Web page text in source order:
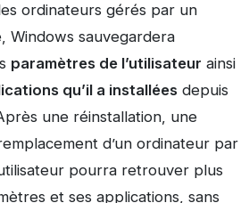
ordinateurs gérés par un
Windows sauvegardera
paramètres de l’utilisateur ainsi
qu’il a installées depuis
une réinstallation, une
d’un ordinateur par
pourra retrouver plus
et ses applications, sans